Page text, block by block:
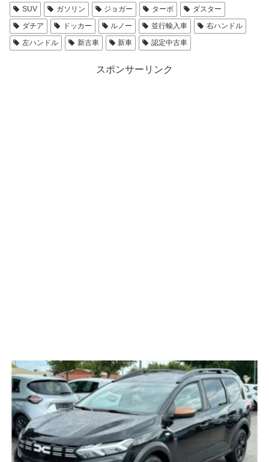
SUV
ガソリン ジョガー ターボ
ダスター
ダチア
ドッカー ルノー 並行輸入車
右ハンドル
左ハンドル
新古車 新車 認定中古車
スポンサーリンク